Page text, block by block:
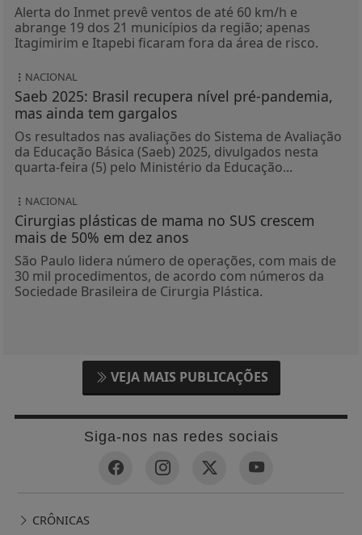
Alerta do Inmet prevê ventos de até 60 km/h e
abrange 19 dos 21 municípios da região; apenas
Itagimirim e Itapebi ficaram fora da área de risco.
NACIONAL
Saeb 2025: Brasil recupera nível pré-pandemia,
mas ainda tem gargalos
Os resultados nas avaliações do Sistema de Avaliação
da Educação Básica (Saeb) 2025, divulgados nesta
quarta-feira (5) pelo Ministério da Educação...
NACIONAL
Cirurgias plásticas de mama no SUS crescem
mais de 50% em dez anos
São Paulo lidera número de operações, com mais de
30 mil procedimentos, de acordo com números da
Sociedade Brasileira de Cirurgia Plástica.
VEJA MAIS PUBLICAÇÕES
Siga-nos nas redes sociais
CRÔNICAS